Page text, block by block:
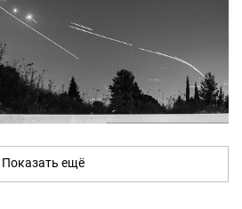
Показать ещё